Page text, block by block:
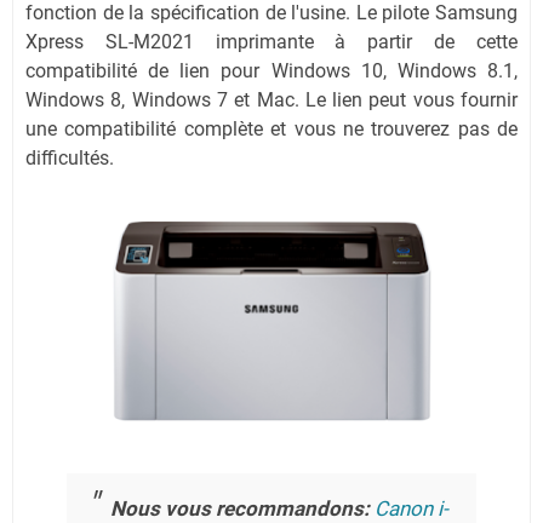
fonction de la spécification de l'usine. Le pilote Samsung
Xpress SL-M2021 imprimante à partir de cette
compatibilité de lien pour Windows 10, Windows 8.1,
Windows 8, Windows 7 et Mac. Le lien peut vous fournir
une compatibilité complète et vous ne trouverez pas de
difficultés.
Nous vous recommandons: Canon i-